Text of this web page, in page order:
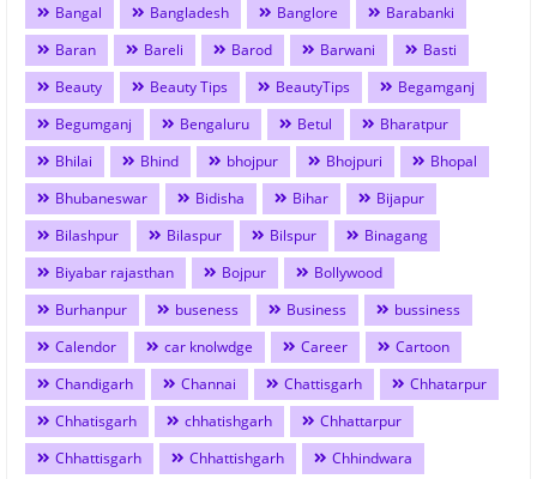
Bangal
Bangladesh Banglore
Barabanki
Baran
Bareli Barod Barwani
Basti
Beauty
Beauty Tips BeautyTips
Begamganj
Begumganj
Bengaluru Betul
Bharatpur
Bhilai
Bhind bhojpur Bhojpuri
Bhopal
Bhubaneswar
Bidisha Bihar
Bijapur
Bilashpur
Bilaspur Bilspur
Binagang
Biyabar rajasthan
Bojpur
Bollywood
Burhanpur
buseness Business
bussiness
Calendor
car knolwdge Career
Cartoon
Chandigarh
Channai Chattisgarh
Chhatarpur
Chhatisgarh
chhatishgarh
Chhattarpur
Chhattisgarh
Chhattishgarh
Chhindwara